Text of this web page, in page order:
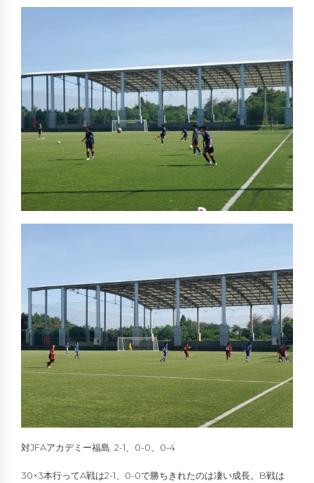
対JFAアカデミー福島 2-1、0-0、0-4
30×3本行ってA戦は2-1、0-0で勝ちきれたのは凄い成長。B戦は